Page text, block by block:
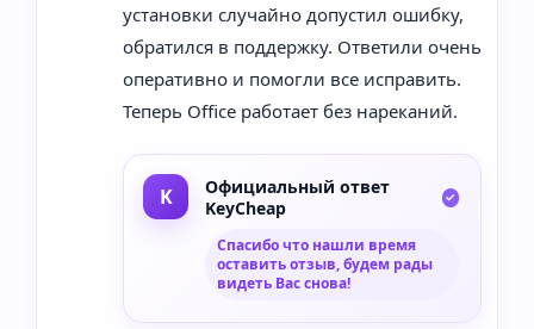
установки случайно допустил ошибку,
обратился в поддержку. Ответили очень
оперативно и помогли все исправить.
Теперь Office работает без нареканий.
Официальный ответ
KeyCheap
Спасибо что нашли время
оставить отзыв, будем рады
видеть Вас снова!